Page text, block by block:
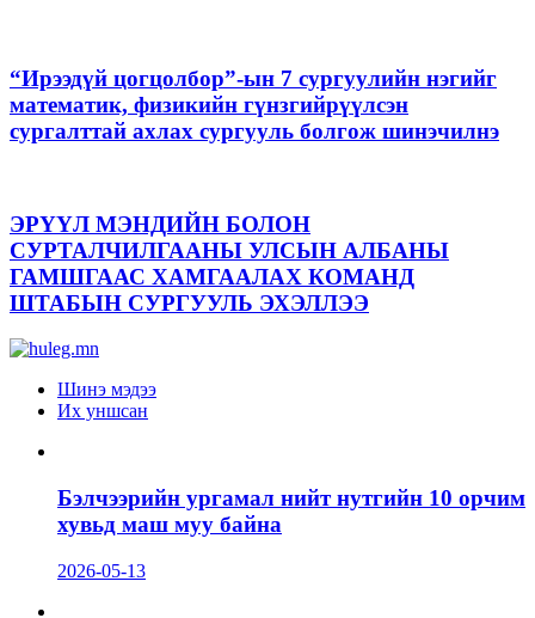
“Ирээдүй цогцолбор”-ын 7 сургуулийн нэгийг
математик, физикийн гүнзгийрүүлсэн
сургалттай ахлах сургууль болгож шинэчилнэ
ЭРҮҮЛ МЭНДИЙН БОЛОН
СУРТАЛЧИЛГААНЫ УЛСЫН АЛБАНЫ
ГАМШГААС ХАМГААЛАХ КОМАНД
ШТАБЫН СУРГУУЛЬ ЭХЭЛЛЭЭ
Шинэ мэдээ
Их уншсан
Бэлчээрийн ургамал нийт нутгийн 10 орчим
хувьд маш муу байна
2026-05-13